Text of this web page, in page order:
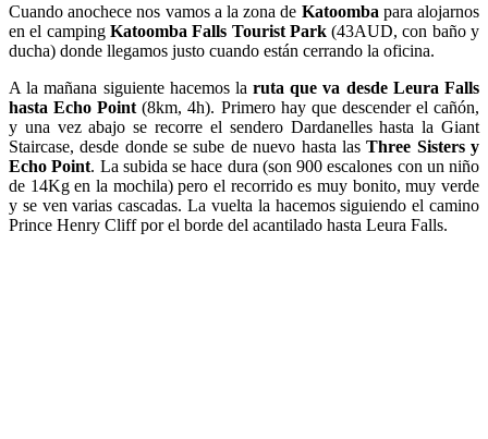
Cuando anochece nos vamos a la zona de Katoomba para alojarnos
en el camping Katoomba Falls Tourist Park(43AUD, con baño y
ducha) donde llegamos justo cuando están cerrando la oficina.
A la mañana siguiente hacemos laruta que va desde Leura Falls
hasta Echo Point (8km, 4h). Primero hay que descender el cañón,
y una vez abajo se recorre el sendero Dardanelles hasta la Giant
Staircase, desde donde se sube de nuevo hasta lasThree Sisters y
Echo Point. La subida se hace dura (son 900 escalones con un niño
de 14Kg en la mochila) pero el recorrido es muy bonito, muy verde
y se ven varias cascadas. La vuelta la hacemos siguiendo el camino
Prince Henry Cliff por el borde del acantilado hasta Leura Falls.